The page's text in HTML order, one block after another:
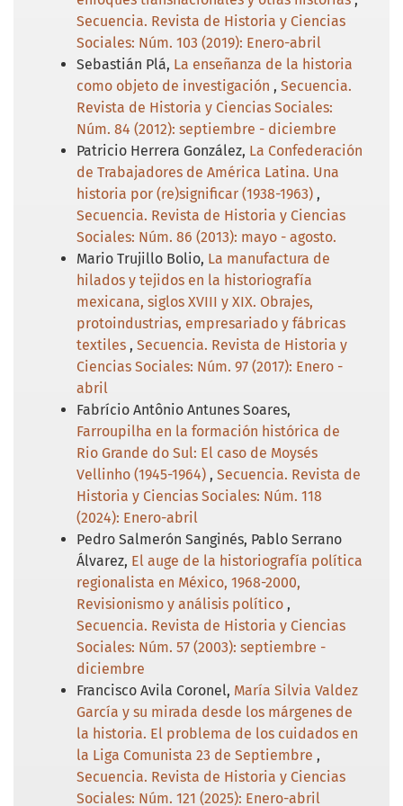
Secuencia. Revista de Historia y Ciencias
Sociales: Núm. 103 (2019): Enero-abril
Sebastián Plá, La enseñanza de la historia
como objeto de investigación , Secuencia.
Revista de Historia y Ciencias Sociales:
Núm. 84 (2012): septiembre - diciembre
Patricio Herrera González, La Confederación
de Trabajadores de América Latina. Una
historia por (re)significar (1938-1963) ,
Secuencia. Revista de Historia y Ciencias
Sociales: Núm. 86 (2013): mayo - agosto.
Mario Trujillo Bolio, La manufactura de
hilados y tejidos en la historiografía
mexicana, siglos XVIII y XIX. Obrajes,
protoindustrias, empresariado y fábricas
textiles , Secuencia. Revista de Historia y
Ciencias Sociales: Núm. 97 (2017): Enero -
abril
Fabrício Antônio Antunes Soares,
Farroupilha en la formación histórica de
Rio Grande do Sul: El caso de Moysés
Vellinho (1945-1964) , Secuencia. Revista de
Historia y Ciencias Sociales: Núm. 118
(2024): Enero-abril
Pedro Salmerón Sanginés, Pablo Serrano
Álvarez, El auge de la historiografía política
regionalista en México, 1968-2000,
Revisionismo y análisis político ,
Secuencia. Revista de Historia y Ciencias
Sociales: Núm. 57 (2003): septiembre -
diciembre
Francisco Avila Coronel, María Silvia Valdez
García y su mirada desde los márgenes de
la historia. El problema de los cuidados en
la Liga Comunista 23 de Septiembre ,
Secuencia. Revista de Historia y Ciencias
Sociales: Núm. 121 (2025): Enero-abril